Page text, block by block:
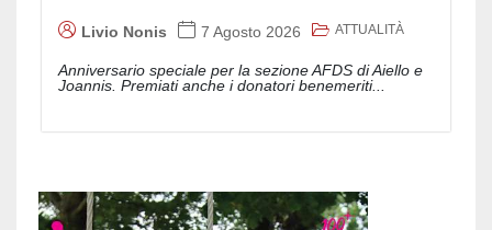
Livio Nonis 7 Agosto 2026 ATTUALITÀ
Anniversario speciale per la sezione AFDS di Aiello e
Joannis. Premiati anche i donatori benemeriti...